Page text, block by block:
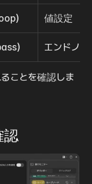
） 値設定
） エンドノー
ことを確認しま
認